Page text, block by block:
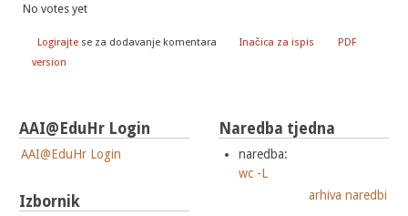
No votes yet
Logirajtese za dodavanje komentara Inačica za ispis
PDF
version
AAI@EduHr Login
AAI@EduHr Login
Izbornik
Naredba tjedna
naredba:
wc -L
arhiva naredbi